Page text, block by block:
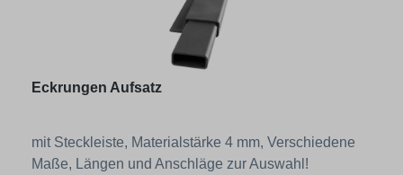
Eckrungen Aufsatz
mit Steckleiste, Materialstärke 4 mm, Verschiedene
Maße, Längen und Anschläge zur Auswahl!